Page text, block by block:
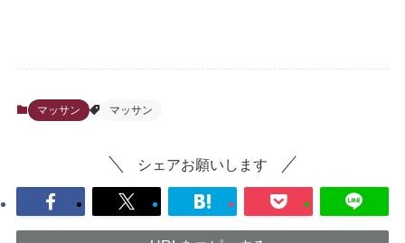
マッサン マッサン
シェアお願いします